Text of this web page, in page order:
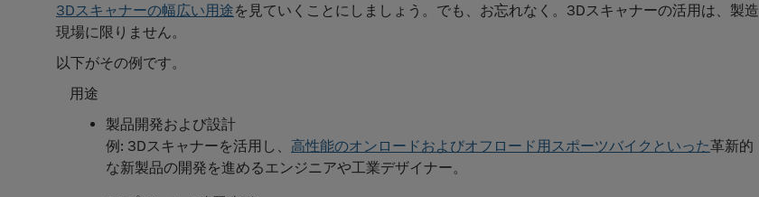
3Dスキャナーの幅広い用途を見ていくことにしましょう。でも、お忘れなく。3Dスキャナーの活用は、製造
現場に限りません。
以下がその例です。
用途
製品開発および設計
例: 3Dスキャナーを活用し、 高性能のオンロードおよびオフロード用スポーツバイクといった革新的
な新製品の開発を進めるエンジニアや工業デザイナー。